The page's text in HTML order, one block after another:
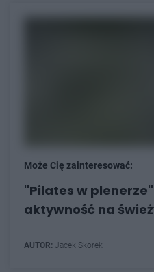
Może Cię zainteresować:
"Pilates w
aktywność na
AUTOR: Jacek Skorek